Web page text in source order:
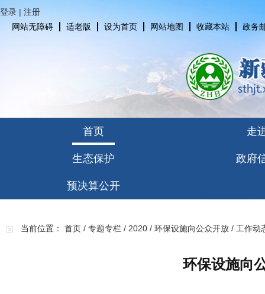
登录 | 注册
网站无障碍
适老版 设为首页 网站地图 收藏本站 政务
首页 走
生态保护 政府
预决算公开
当前位置： 首页 / 专题专栏 / 2020 / 环保设施向公众开放 / 工作动
环保设施向